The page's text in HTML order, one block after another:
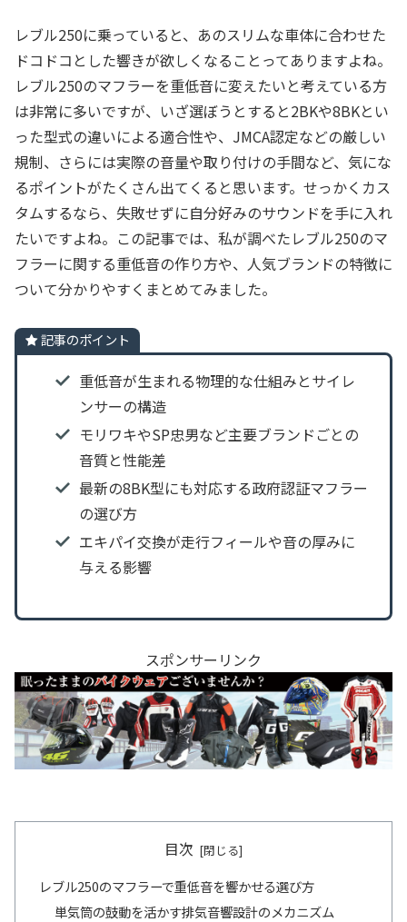
レブル250に乗っていると、あのスリムな車体に合わせた
ドコドコとした響きが欲しくなることってありますよね。
レブル250のマフラーを重低音に変えたいと考えている方
は非常に多いですが、いざ選ぼうとすると2BKや8BKとい
った型式の違いによる適合性や、JMCA認定などの厳しい
規制、さらには実際の音量や取り付けの手間など、気にな
るポイントがたくさん出てくると思います。せっかくカス
タムするなら、失敗せずに自分好みのサウンドを手に入れ
たいですよね。この記事では、私が調べたレブル250のマ
フラーに関する重低音の作り方や、人気ブランドの特徴に
ついて分かりやすくまとめてみました。
記事のポイント
重低音が生まれる物理的な仕組みとサイレ
ンサーの構造
モリワキやSP忠男など主要ブランドごとの
音質と性能差
最新の8BK型にも対応する政府認証マフラー
の選び方
エキパイ交換が走行フィールや音の厚みに
与える影響
スポンサーリンク
目次
レブル250のマフラーで重低音を響かせる選び方
単気筒の鼓動を活かす排気音響設計のメカニズム